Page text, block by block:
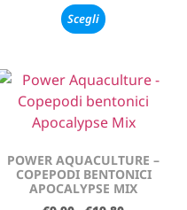
Scegli
POWER AQUACULTURE –
COPEPODI BENTONICI
APOCALYPSE MIX